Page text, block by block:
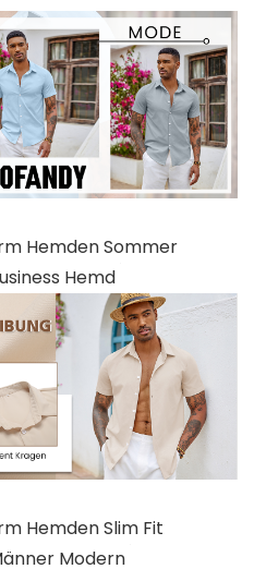
Hemden Sommer
Hemd
Hemden Slim Fit
Modern